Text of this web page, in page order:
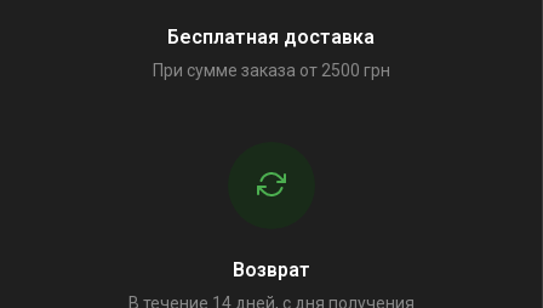
Бесплатная доставка
При сумме заказа от 2500 грн
Возврат
В течение 14 дней, с дня получения